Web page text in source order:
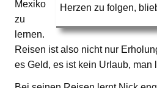
Herzen zu folgen,
Mexiko
zu
lernen.
Reisen ist also nicht nur
es Geld, es ist kein Urlaub, man